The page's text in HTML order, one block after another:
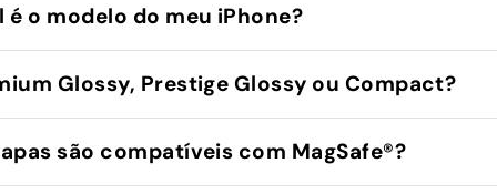
é o modelo do meu iPhone?
Glossy, Prestige Glossy ou Compact?
são compatíveis com MagSafe®️?